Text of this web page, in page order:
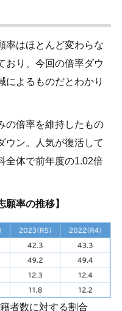
率はほとんど変わらな
おり、今回の倍率ダウ
によるものだとわかり
の倍率を維持したもの
ウン。人気が復活して
全体で前年度の1.02倍
願率の推移】
者数に対する割合